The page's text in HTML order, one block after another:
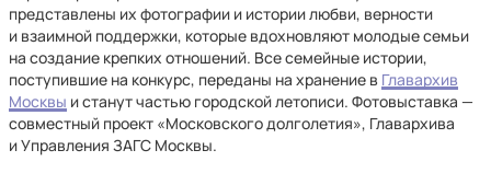
представлены их фотографии и истории любви, верности
и взаимной поддержки, которые вдохновляют молодые семьи
на создание крепких отношений. Все семейные истории,
поступившие на конкурс, переданы на хранение в Главархив
Москвы и станут частью городской летописи. Фотовыставка —
совместный проект «Московского долголетия», Главархива
и Управления ЗАГС Москвы.